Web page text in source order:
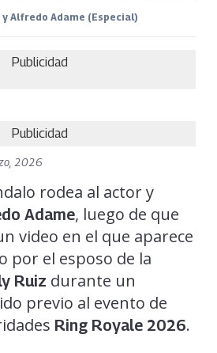
Alfredo Adame (Especial)
Publicidad
Publicidad
2026
rodea al actor y
Adame, luego de que
video en el que aparece
por el esposo de la
Ruiz durante un
previo al evento de
Ring Royale 2026.